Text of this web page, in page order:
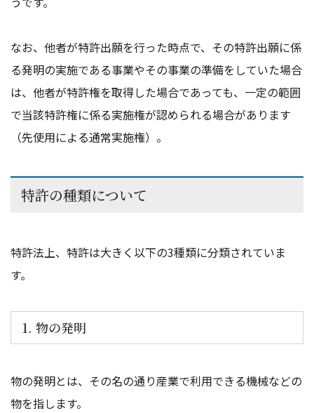
なお、他者が特許出願を行った時点で、その特許出願に係
る発明の実施である事業やその事業の準備をしていた場合
は、他者が特許権を取得した場合であっても、一定の範囲
で当該特許権に係る実施権が認められる場合があります
（先使用による通常実施権）。
特許の種類について
特許法上、特許は大きく以下の3種類に分類されていま
す。
1. 物の発明
物の発明とは、その名の通り産業で利用できる機械などの
物を指します。